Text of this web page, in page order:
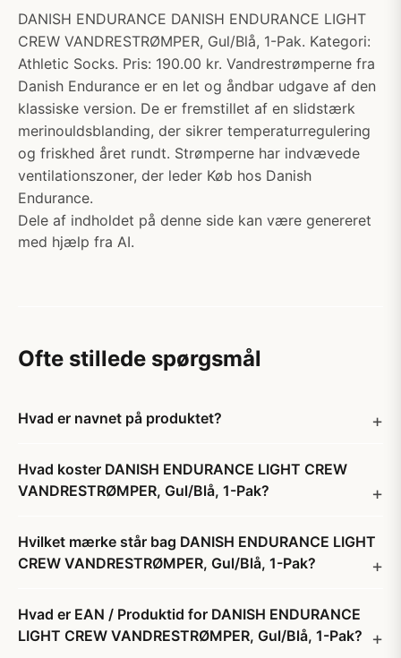
DANISH ENDURANCE DANISH ENDURANCE LIGHT
CREW VANDRESTRØMPER, Gul/Blå, 1-Pak. Kategori:
Athletic Socks. Pris: 190.00 kr. Vandrestrømperne fra
Danish Endurance er en let og åndbar udgave af den
klassiske version. De er fremstillet af en slidstærk
merinouldsblanding, der sikrer temperaturregulering
og friskhed året rundt. Strømperne har indvævede
ventilationszoner, der leder Køb hos Danish
Endurance.
Dele af indholdet på denne side kan være genereret
med hjælp fra AI.
Ofte stillede spørgsmål
Hvad er navnet på produktet?
Hvad koster DANISH ENDURANCE LIGHT CREW
VANDRESTRØMPER, Gul/Blå, 1-Pak?
Hvilket mærke står bag DANISH ENDURANCE LIGHT
CREW VANDRESTRØMPER, Gul/Blå, 1-Pak?
Hvad er EAN / Produktid for DANISH ENDURANCE
LIGHT CREW VANDRESTRØMPER, Gul/Blå, 1-Pak?